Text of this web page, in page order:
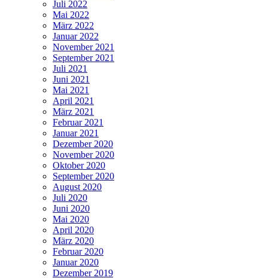
Juli 2022
Mai 2022
März 2022
Januar 2022
November 2021
September 2021
Juli 2021
Juni 2021
Mai 2021
April 2021
März 2021
Februar 2021
Januar 2021
Dezember 2020
November 2020
Oktober 2020
September 2020
August 2020
Juli 2020
Juni 2020
Mai 2020
April 2020
März 2020
Februar 2020
Januar 2020
Dezember 2019